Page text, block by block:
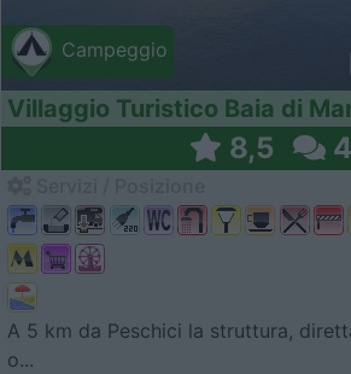
Campeggio
Villaggio Turistico Baia di
8,5 4
A 5 km da Peschici la struttura,
o...